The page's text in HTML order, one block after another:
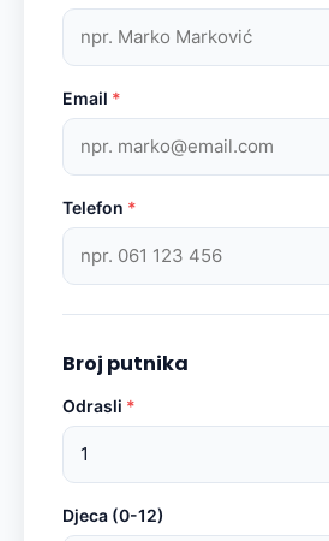
Email *
Telefon *
Broj putnika
Odrasli *
Djeca (0-12)